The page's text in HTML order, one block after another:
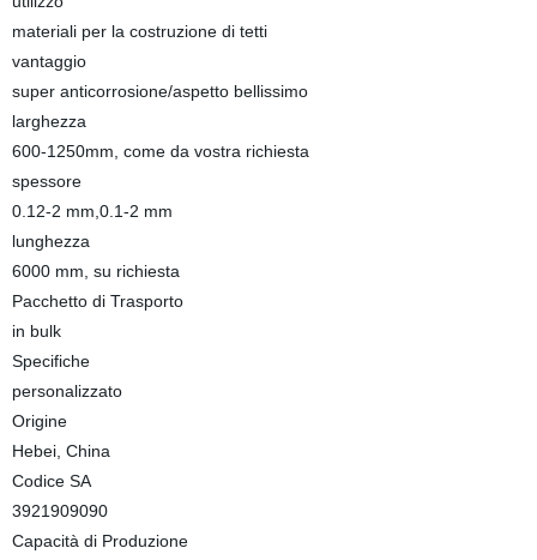
materiali per la costruzione di tetti
vantaggio
super anticorrosione/aspetto bellissimo
larghezza
600-1250mm, come da vostra richiesta
spessore
0.12-2 mm,0.1-2 mm
lunghezza
6000 mm, su richiesta
Pacchetto di Trasporto
in bulk
Specifiche
personalizzato
Origine
Hebei, China
Codice SA
3921909090
Capacità di Produzione